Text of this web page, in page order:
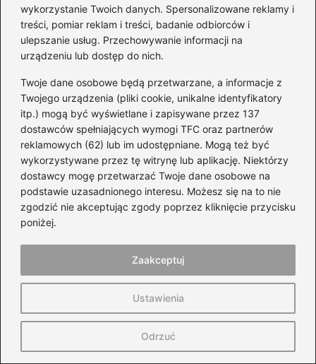
wykorzystanie Twoich danych. Spersonalizowane reklamy i
treści, pomiar reklam i treści, badanie odbiorców i
ulepszanie usług. Przechowywanie informacji na
urządzeniu lub dostęp do nich.
Twoje dane osobowe będą przetwarzane, a informacje z
Twojego urządzenia (pliki cookie, unikalne identyfikatory
itp.) mogą być wyświetlane i zapisywane przez 137
dostawców spełniających wymogi TFC oraz partnerów
reklamowych (62) lub im udostępniane. Mogą też być
wykorzystywane przez tę witrynę lub aplikację. Niektórzy
dostawcy mogę przetwarzać Twoje dane osobowe na
podstawie uzasadnionego interesu. Możesz się na to nie
zgodzić nie akceptując zgody poprzez kliknięcie przycisku
poniżej.
Ustawienia
Odrzuć
Zaakceptuj
Wiesiek Klimkiewicz
Autor bloga WózkiMotocyklowe.pl to pasjonat szeroko
pojętej motoryzacji – od motocykli i skuterów, przez
samochody, aż po świat wyścigów i technicznych detali. Na
blogu dzieli się wiedzą na temat maszyn, części,
akcesoriów oraz rozwiązań, które mają realne znaczenie dla
komfortu, bezpieczeństwa i osiągów.
Interesuje się zarówno codzienną jazdą, jak i sportową
rywalizacją. Opisuje motocykle, auta, skutery, analizuje
działanie części i podzespołów, a także przybliża nowinki
techniczne i trendy w motoryzacji. Stawia na konkret,
praktyczne podejście i informacje oparte na doświadczeniu.
←
Ile wydasz na Hondę Civic Type R? Odkrywamy
zaskakujące ceny i opcje w Polsce
→
Jaki olej do Honda CBR 125 pomoże zaoszczędzić na